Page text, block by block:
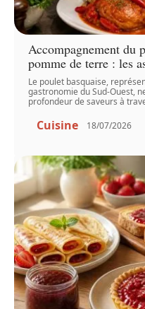
Accompagnement du
pomme de terre : les
Le poulet basquaise,
gastronomie du Sud-Ouest,
profondeur de saveurs à
Cuisine 18/07/2026